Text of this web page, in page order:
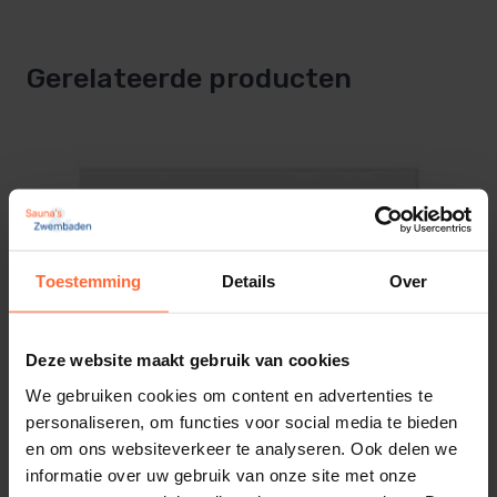
Toestemming Details Over
Deze website maakt gebruik van cookies
We gebruiken cookies om content en advertenties te
personaliseren, om functies voor social media te bieden
en om ons websiteverkeer te analyseren. Ook delen we
informatie over uw gebruik van onze site met onze
12u
Technische gegevens:
Geschikt voor saunaovens tot 9kW
(uitbreidbaarheid tot 18kW of 27 kW d.m.v.
relaiskast)
De Sentiotec WAVE.COM4 saunabesturing is
Display
Digitaal
Programmeerbare looptijd
Verlichting dimbaar
SKU
SA-120010102
EAN
8719558882939
Gerelateerde producten